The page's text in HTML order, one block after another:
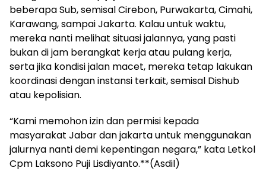
beberapa Sub, semisal Cirebon, Purwakarta, Cimahi,
Karawang, sampai Jakarta. Kalau untuk waktu,
mereka nanti melihat situasi jalannya, yang pasti
bukan di jam berangkat kerja atau pulang kerja,
serta jika kondisi jalan macet, mereka tetap lakukan
koordinasi dengan instansi terkait, semisal Dishub
atau kepolisian.
“Kami memohon izin dan permisi kepada
masyarakat Jabar dan jakarta untuk menggunakan
jalurnya nanti demi kepentingan negara,” kata Letkol
Cpm Laksono Puji Lisdiyanto.**(Asdil)